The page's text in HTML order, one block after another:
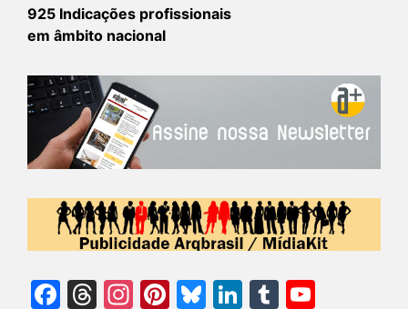
925 Indicações profissionais
em âmbito nacional
Facebook
Threads
Instagram
Pinterest
Bluesky
LinkedIn
Tumblr